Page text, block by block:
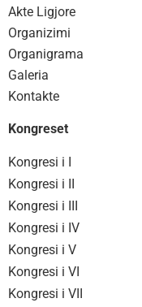
Akte Ligjore
Organizimi
Organigrama
Galeria
Kontakte
Kongreset
Kongresi i I
Kongresi i II
Kongresi i III
Kongresi i IV
Kongresi i V
Kongresi i VI
Kongresi i VII